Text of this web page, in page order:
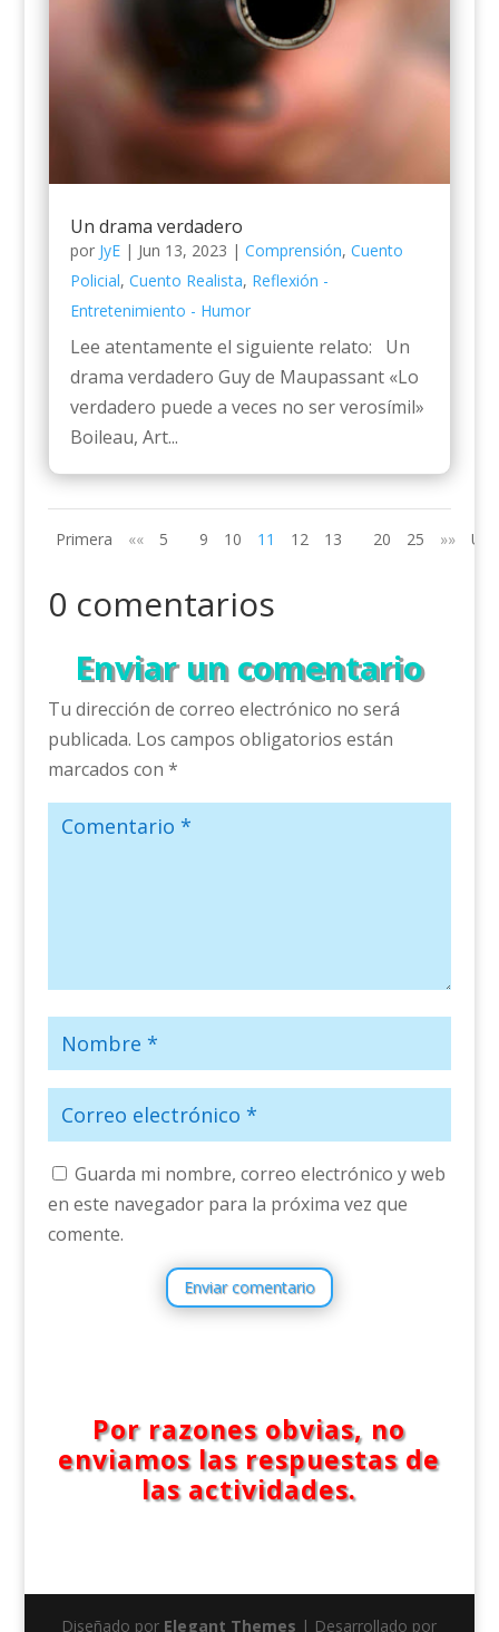
Un drama verdadero
por JyE| Jun 13, 2023 | Comprensión, Cuento
Policial, Cuento Realista, Reflexión -
Entretenimiento - Humor
Lee atentamente el siguiente relato: Un
drama verdadero Guy de Maupassant «Lo
verdadero puede a veces no ser verosímil»
Boileau, Art...
Primera «« 5 9 10 11 12 13 20 25 »»
0 comentarios
Enviar un comentario
Tu dirección de correo electrónico no será
publicada. Los campos obligatorios están
marcados con *
Guarda mi nombre, correo electrónico y web
en este navegador para la próxima vez que
comente.
Enviar comentario
Por razones obvias, no
enviamos las respuestas de
las actividades.
Diseñado por Elegant Themes | Desarrollado por